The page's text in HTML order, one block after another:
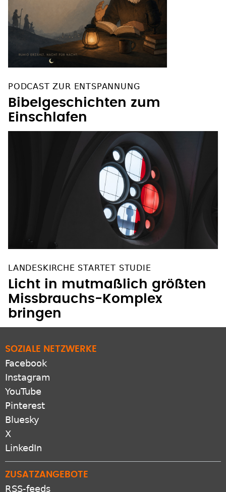
PODCAST ZUR ENTSPANNUNG
Bibelgeschichten zum
Einschlafen
LANDESKIRCHE STARTET STUDIE
Licht in mutmaßlich größten
Missbrauchs-Komplex
bringen
SOZIALE NETZWERKE
Facebook
Instagram
YouTube
Pinterest
Bluesky
X
LinkedIn
ZUSATZANGEBOTE
RSS-feeds